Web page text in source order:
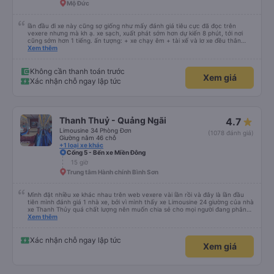
Mộ Đức
lần đầu đi xe này cũng sợ giống như mấy đánh giá tiêu cực đã đọc trên
vexere nhưng mà kh ạ. xe sạch, xuất phát sớm hơn dự kiến 8 phút, tới nơi
cũng sớm hơn 1 tiếng. ấn tượng: + xe chạy êm + tài xế và lơ xe đều thân
thiện dễ thương. thật ra cũng kh tiếp xúc nhiều+ lắm nhưng cá nhân mình
an sương, xe dừng đúng 3 lần (cả ăn tối) cho khách đi vệ sinh. cái hay ở đây
là khi gần tới chỗ ăn tối sẽ có loa thông báo, loa báo là dừng 30p nhưng thực
tế chỉ dừng khoảng 25p, chắc do khách đã lên đông đủ. tóm lại thì lần đầu đi
Xem thêm
Không cần thanh toán trước
Xác nhận chỗ ngay lập tức
Xem giá
Thanh Thuỷ - Quảng Ngãi
Limousine 34 Phòng Đơn
Giường nằm 46 chỗ
+1 loại xe khác
4.7
(1078 đánh giá)
Cổng 5 - Bến xe Miền Đông
15 giờ
Trung tâm Hành chính Bình Sơn
Mình đặt nhiều xe khác nhau trên web vexere vài lần rồi và đây là lần đầu
tiên mình đánh giá 1 nhà xe, bởi vì mình thấy xe Limousine 24 giường của nhà
xe Thanh Thủy quá chất lượng nên muốn chia sẻ cho mọi người đang phân
vân có nên đi hay không. - Giá vé: 600k/giường/1người. - Giờ giấc: mình đặt
trung chuyển ra chỗ xe lớn, chỗ này là xe đúng giờ lắm, nên nếu đến trễ thì
phải tự bắt grab ra chỗ xe lớn (hình như ngã tư bình phước). - Xe trung
chuyển chở mình tới chỗ cây xăng trên QL13 để chờ xe lớn tới rước, mình
Xem thêm
Xác nhận chỗ ngay lập tức
Xem giá